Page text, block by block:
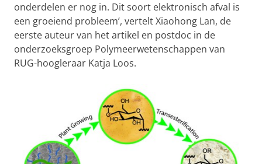
onderdelen er nog in. Dit soort elektronisch afval is
een groeiend probleem’, vertelt Xiaohong Lan, de
eerste auteur van het artikel en postdoc in de
onderzoeksgroep Polymeerwetenschappen van
RUG-hoogleraar Katja Loos.